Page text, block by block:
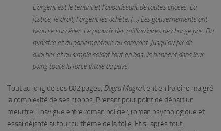
L’argent est le tenant et l’aboutissant de toutes choses. La
justice, le droit, l’argent les achète. (…) Les gouvernements ont
beau se succéder. Le pouvoir des milliardaires ne change pas. Du
ministre et du parlementaire au sommet. Jusqu’au flic de
quartier et au simple soldat tout en bas. Ils tiennent dans leur
poing toute la force vitale du pays.
Tout au long de ses 802 pages, Dogra Magratient en haleine malgré
la complexité de ses propos. Prenant pour point de départ un
meurtre, il navigue entre roman policier, roman psychologique et
essai déjanté autour du thème de la folie. Et si, après tout,